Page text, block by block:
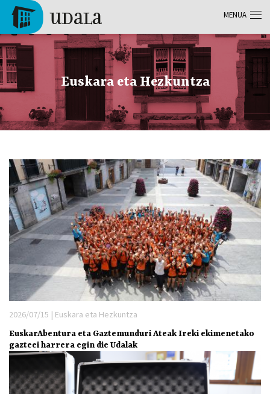
Skip to main content
Tolosa
Euskara eta Hezkuntza
2026/07/15 | Euskara eta Hezkuntza
EuskarAbentura eta Gaztemunduri Ateak Ireki ekimenetako
gazteei harrera egin die Udalak
MENUA